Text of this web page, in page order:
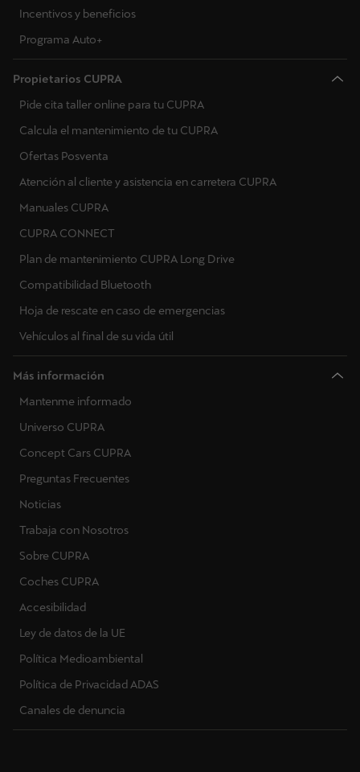
Incentivos y beneficios
Programa Auto+
Propietarios CUPRA
Pide cita taller online para tu CUPRA
Calcula el mantenimiento de tu CUPRA
Ofertas Posventa
Atención al cliente y asistencia en carretera CUPRA
Manuales CUPRA
CUPRA CONNECT
Plan de mantenimiento CUPRA Long Drive
Compatibilidad Bluetooth
Hoja de rescate en caso de emergencias
Vehículos al final de su vida útil
Más información
Mantenme informado
Universo CUPRA
Concept Cars CUPRA
Preguntas Frecuentes
Noticias
Trabaja con Nosotros
Sobre CUPRA
Coches CUPRA
Accesibilidad
Ley de datos de la UE
Política Medioambiental
Política de Privacidad ADAS
Canales de denuncia